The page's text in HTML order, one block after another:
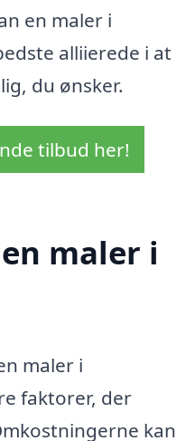
en maler i
alliierede i at
du ønsker.
tilbud her!
maler i
maler i
faktorer, der
kan